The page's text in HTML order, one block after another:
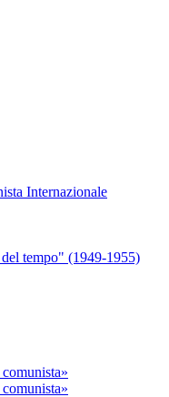
Internazionale
tempo" (1949-1955)